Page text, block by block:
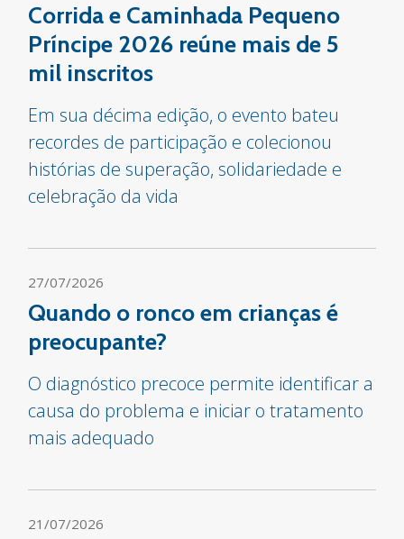
Corrida e Caminhada Pequeno
Príncipe 2026 reúne mais de 5
mil inscritos
Em sua décima edição, o evento bateu
recordes de participação e colecionou
histórias de superação, solidariedade e
celebração da vida
27/07/2026
Quando o ronco em crianças é
preocupante?
O diagnóstico precoce permite identificar a
causa do problema e iniciar o tratamento
mais adequado
21/07/2026